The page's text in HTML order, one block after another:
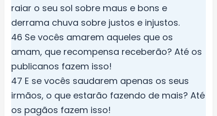
raiar o seu sol sobre maus e bons e
derrama chuva sobre justos e injustos.
46 Se vocês amarem aqueles que os
amam, que recompensa receberão? Até os
publicanos fazem isso!
47 E se vocês saudarem apenas os seus
irmãos, o que estarão fazendo de mais? Até
os pagãos fazem isso!